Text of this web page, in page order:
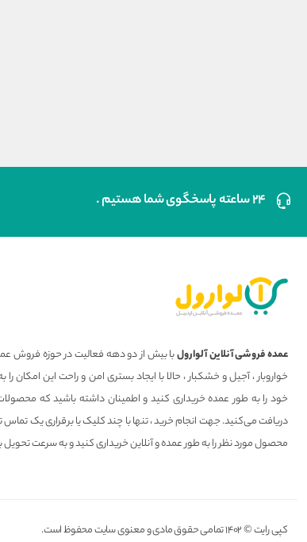
۲۴ ساعته پاسخگوی شما هستیم .
عمده فروشی آنلاین آلوارولبا بیش از دو دهه فعالیت در حوزه فروش
خواروبار ، آجیل و خشکبار ، حالا با ایجاد بستری امن و راحت این
خود را به طور عمده خریداری کنید و اطمینان داشته باشید که
دریافت می‌کنید. جهت انجام خرید ، تنها با چند کلیک یا برقراری یک تماس
محصول مورد نظر را به طور عمده و آنلاین خریداری کنید و به سرعت تحویل
کپی رایت © ۱۴۰۲ تمامی حقوق مادی و معنوی سایت محفوظ است.